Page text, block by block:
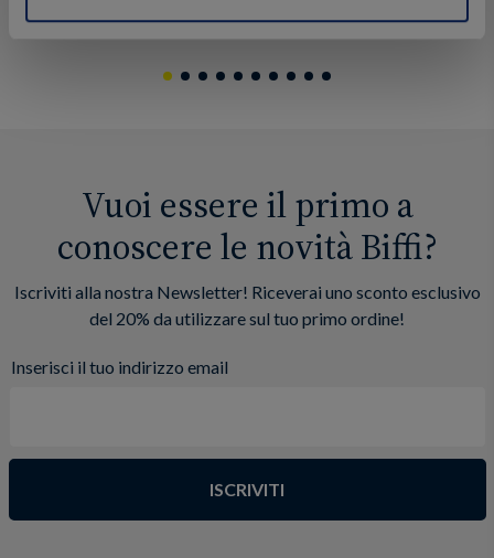
Vuoi essere il primo a
conoscere le novità Biffi?
Iscriviti alla nostra Newsletter! Riceverai uno sconto esclusivo
del 20% da utilizzare sul tuo primo ordine!
Inserisci il tuo indirizzo email
ISCRIVITI